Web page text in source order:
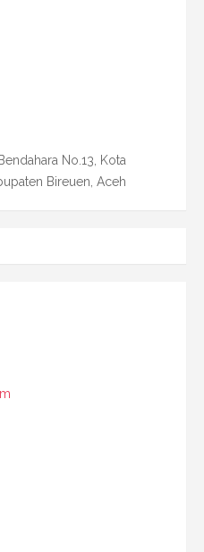
No.13, Kota
Bireuen, Aceh